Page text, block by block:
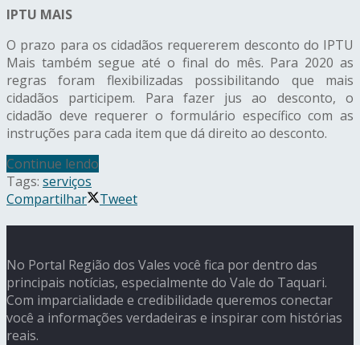
IPTU MAIS
O prazo para os cidadãos requererem desconto do IPTU
Mais também segue até o final do mês. Para 2020 as
regras foram flexibilizadas possibilitando que mais
cidadãos participem. Para fazer jus ao desconto, o
cidadão deve requerer o formulário específico com as
instruções para cada item que dá direito ao desconto.
Continue lendo
Tags: serviços
Compartilhar
Tweet
No Portal Região dos Vales você fica por dentro das
principais notícias, especialmente do Vale do Taquari.
Com imparcialidade e credibilidade queremos conectar
você a informações verdadeiras e inspirar com histórias
reais.